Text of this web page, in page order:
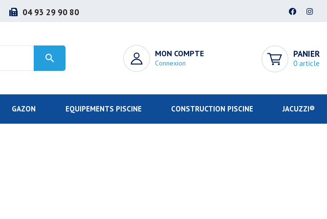
04 93 29 90 80
 MON COMPTE
Connexion
PANIER
0 article
GAZON EQUIPEMENTS PISCINE CONSTRUCTION PISCINE JACUZZI®